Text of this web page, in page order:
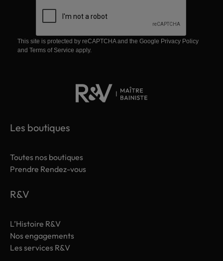
This site is protected by reCAPTCHA and the Google Privacy Policy
and Terms of Service apply.
Les boutiques
Toutes nos boutiques
Prendre Rendez-vous
R&V
L’Histoire R&V
Nos engagements
Les services R&V